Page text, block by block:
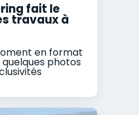
fait le
travaux à
en format
photos